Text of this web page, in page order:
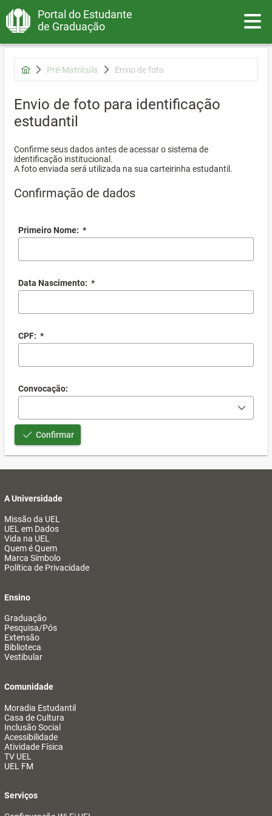
Portal do Estudante
de Graduação
Pré-Matrícula Envio de foto
Envio de foto para identificação
estudantil
Confirme seus dados antes de acessar o sistema de
identificação institucional.
A foto enviada será utilizada na sua carteirinha estudantil.
Confirmação de dados
Primeiro Nome: *
Data Nascimento: *
CPF: *
Convocação:
Confirmar
A Universidade
Missão da UEL
UEL em Dados
Vida na UEL
Quem é Quem
Marca Símbolo
Política de Privacidade
Ensino
Graduação
Pesquisa/Pós
Extensão
Biblioteca
Vestibular
Comunidade
Moradia Estudantil
Casa de Cultura
Inclusão Social
Acessibilidade
Atividade Física
TV UEL
UEL FM
Serviços